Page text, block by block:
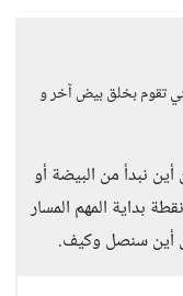
تقوم بخلق بيض آخر و
نبدأ من البيضة أو
بداية المهم المسار
أين سنصل وكيف.